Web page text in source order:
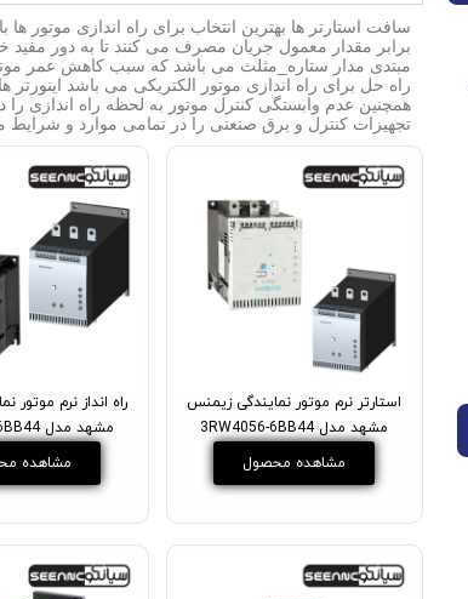
سافت استارتر ها بهترین انتخاب برای راه اندازی موتور
برابر مقدار معمول جریان مصرف می کنند تا به دور مفید
مبتدی مدار ستاره_مثلث می باشد که سبب کاهش عمر
راه حل برای راه اندازی موتور الکتریکی می باشد اینورتر
همچنین عدم وابستگی کنترل موتور به لحظه راه اندازی را
تجهیزات کنترل و برق صنعتی را در تمامی موارد و شرایط
استارتر نرم موتور نمایندگی زیمنس
مشهد مدل 3RW4056-6BB44
مشاهده محصول
راه انداز نرم موتور
مشهد مدل 3RW4055-6BB44
مشاهده